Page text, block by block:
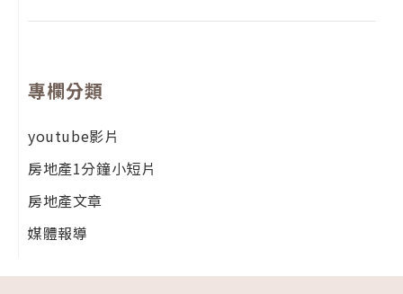
專欄分類
youtube影片
房地產1分鐘小短片
房地產文章
媒體報導